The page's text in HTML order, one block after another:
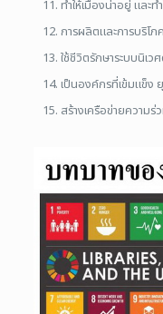
ทำให้เมืองน่าอยู่ และ
การผลิตและการบริโ
ใช้ชีวิตรักษาระบบนิเ
เป็นองค์กรที่เข้มแข็
สร้างเครือข่ายความ